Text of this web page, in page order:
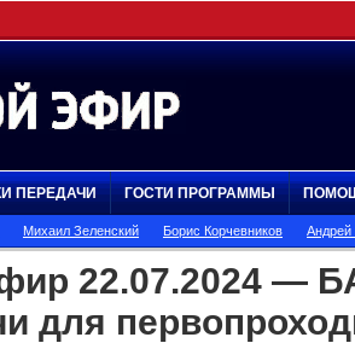
ПЕРЕДАЧИ ГОСТИ ПРОГРАММЫ
Михаил Зеленский Борис Корчевников
22.07.2024 —
для